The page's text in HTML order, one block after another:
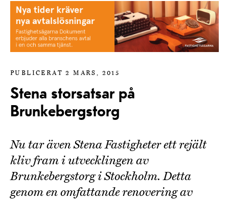
PUBLICERAT 2 MARS, 2015
Stena storsatsar på
Brunkebergstorg
Nu tar även Stena Fastigheter ett rejält
kliv fram i utvecklingen av
Brunkebergstorg i Stockholm. Detta
genom en omfattande renovering av